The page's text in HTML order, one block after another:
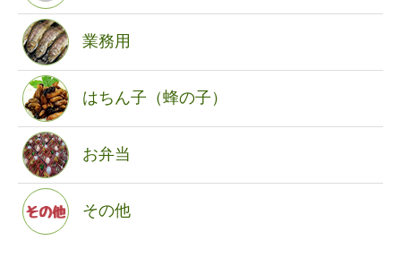
業務用
はちん子（蜂の子）
お弁当
その他